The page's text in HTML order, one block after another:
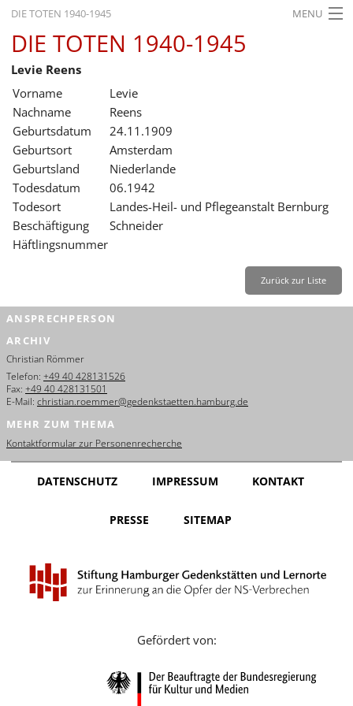
DIE TOTEN 1940-1945 MENU
STARTSEITE
AKTUELLES
AUSSTELLUNGEN
GESCHICHTE
BILDUNG
FORSCHUNG
SERVICE
Français
Dansk
Español
Nederlands
Português
Русский
Leichte Sprache
DIE TOTEN 1940-1945
Levie Reens
Vorname
Levie
Nachname
Reens
Geburtsdatum
24.11.1909
Geburtsort
Amsterdam
Geburtsland
Niederlande
Todesdatum
06.1942
Todesort
Landes-Heil- und Pflegeanstalt Bernburg
Beschäftigung
Schneider
Häftlingsnummer
Zurück zur Liste
ANSPRECHPERSON
ARCHIV
Christian Römmer
Telefon: +49 40 428131526
Fax: +49 40 428131501
E-Mail: christian.roemmer@gedenkstaetten.hamburg.de
MEHR ZUM THEMA
Kontaktformular zur Personenrecherche
DATENSCHUTZ IMPRESSUM KONTAKT
PRESSE SITEMAP
Gefördert von: